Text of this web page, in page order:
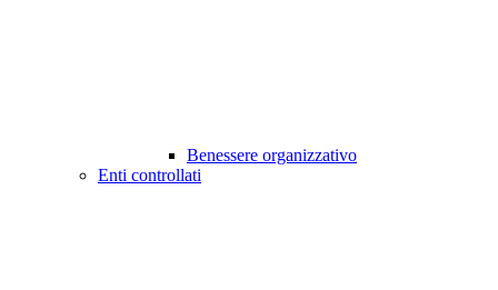
Benessere organizzativo
Enti controllati